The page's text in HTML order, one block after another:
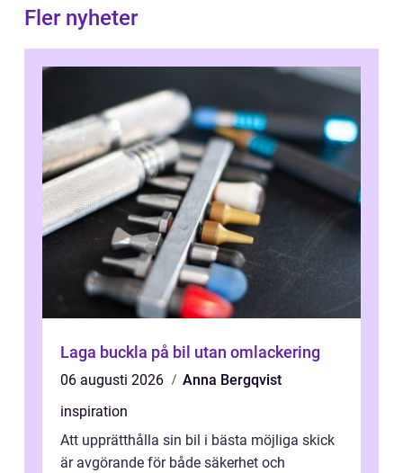
Fler nyheter
Laga buckla på bil utan omlackering
06 augusti 2026
Anna Bergqvist
inspiration
Att upprätthålla sin bil i bästa möjliga skick
är avgörande för både säkerhet och